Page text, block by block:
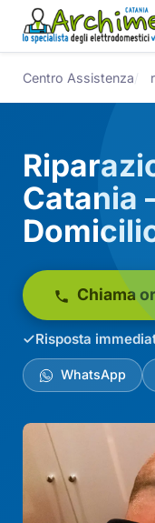
Centro Assistenza
Catania
Chiama
Risposta
WhatsApp